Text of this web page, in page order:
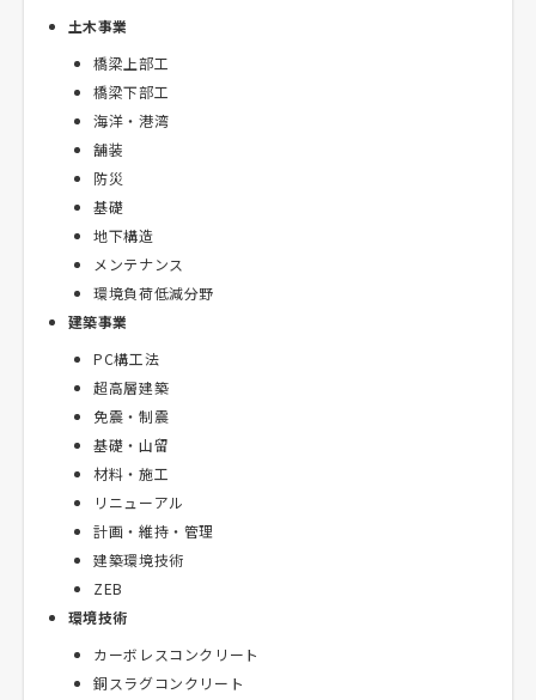
土木事業
橋梁上部工
橋梁下部工
海洋・港湾
舗装
防災
基礎
地下構造
メンテナンス
環境負荷低減分野
建築事業
PC構工法
超高層建築
免震・制震
基礎・山留
材料・施工
リニューアル
計画・維持・管理
建築環境技術
ZEB
環境技術
カーボレスコンクリート
銅スラグコンクリート